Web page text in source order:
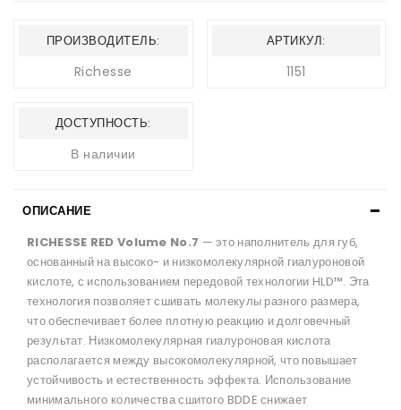
ПРОИЗВОДИТЕЛЬ:
Richesse
АРТИКУЛ:
1151
ДОСТУПНОСТЬ:
В наличии
ОПИСАНИЕ
RICHESSE RED Volume No.7 — это наполнитель для губ,
основанный на высоко- и низкомолекулярной гиалуроновой
кислоте, с использованием передовой технологии HLD™. Эта
технология позволяет сшивать молекулы разного размера,
что обеспечивает более плотную реакцию и долговечный
результат. Низкомолекулярная гиалуроновая кислота
располагается между высокомолекулярной, что повышает
устойчивость и естественность эффекта. Использование
минимального количества сшитого BDDE снижает